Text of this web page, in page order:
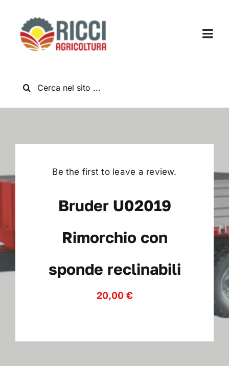
contenuto
Usato
Shop
News
Contatti
Cerca
Be the first to leave a review.
Bruder U02019
Rimorchio con
sponde reclinabili
20,00 €